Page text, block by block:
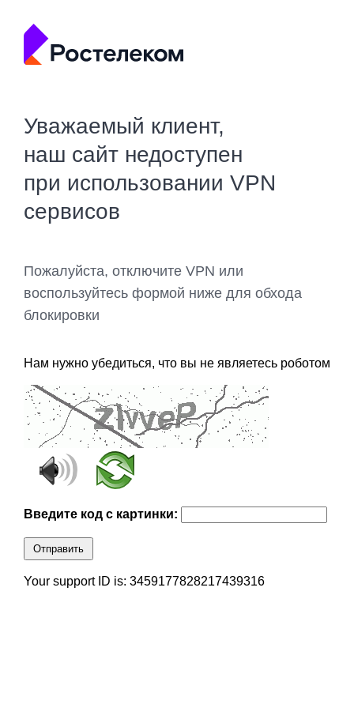
Уважаемый клиент,
наш сайт недоступен
при использовании VPN
сервисов
Пожалуйста, отключите VPN или
воспользуйтесь формой ниже для обхода
блокировки
Нам нужно убедиться, что вы не являетесь роботом
Введите код с картинки:
Отправить
Your support ID is: 3459177828217439316